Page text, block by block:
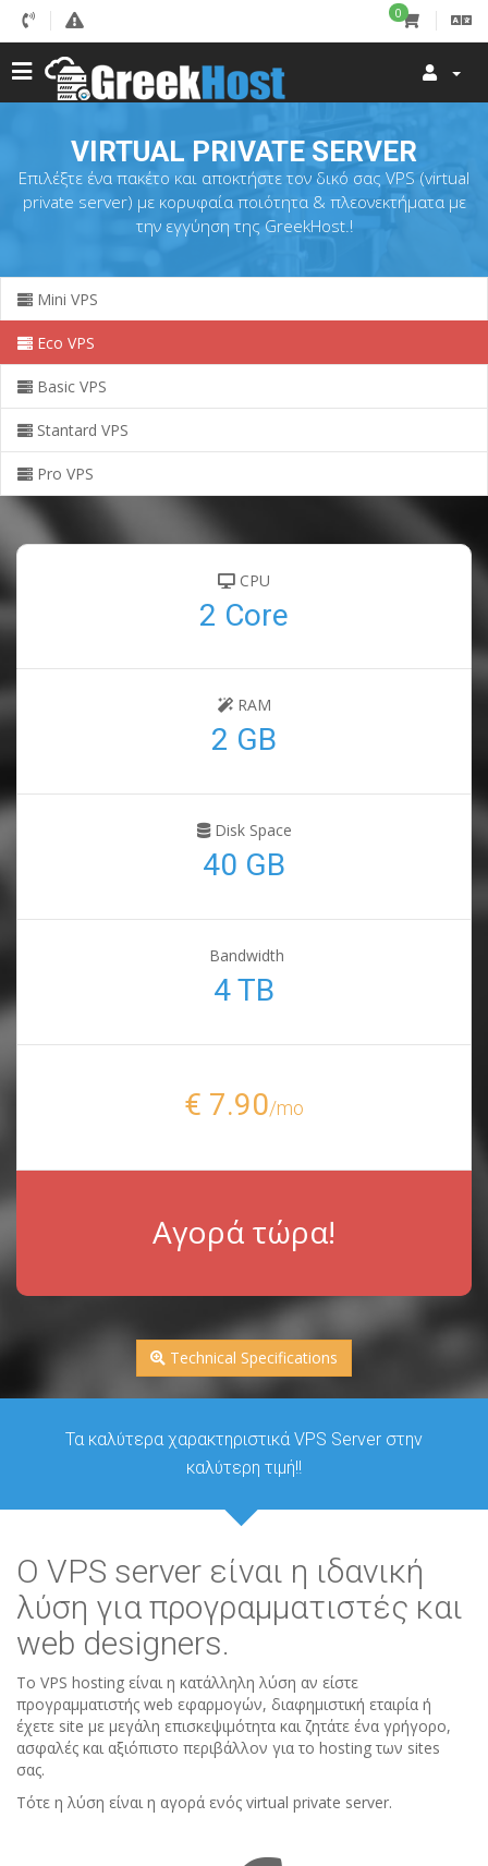
0
VIRTUAL PRIVATE SERVER
Επιλέξτε ένα πακέτο και αποκτήστε τον δικό σας VPS (virtual
private server) με κορυφαία ποιότητα & πλεονεκτήματα με
την εγγύηση της GreekHost.!
Mini VPS
Eco VPS
Basic VPS
Stantard VPS
Pro VPS
CPU
2 Core
RAM
2 GB
Disk Space
40 GB
Bandwidth
4 TB
€ 7.90/mo
Αγορά τώρα!
Technical Specifications
Τα καλύτερα χαρακτηριστικά VPS Server στην
καλύτερη τιμή!!
Ο VPS server είναι η ιδανική
λύση για προγραμματιστές και
web designers.
Το VPS hosting είναι η κατάλληλη λύση αν είστε
προγραμματιστής web εφαρμογών, διαφημιστική εταιρία ή
έχετε site με μεγάλη επισκεψιμότητα και ζητάτε ένα γρήγορο,
ασφαλές και αξιόπιστο περιβάλλον για το hosting των sites
σας.
Τότε η λύση είναι η αγορά ενός virtual private server.